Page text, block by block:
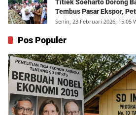
Titiek Soeharto Dorong
Tembus Pasar Ekspor,
Juta per Hektare
Senin, 23 Februari 2026, 15:05
Pos Populer